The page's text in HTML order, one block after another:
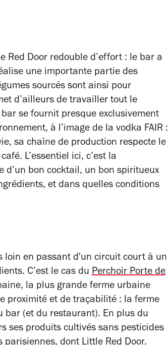
Red Door redouble d’effort : le bar a
une importante partie des
sourcés sont ainsi pour
d’ailleurs de travailler tout le
se fournit presque exclusivement
à l’image de la vodka FAIR :
sa chaîne de production respecte le
L’essentiel ici, c’est la
d’un bon cocktail, un bon spiritueux
et dans quelles conditions
loin en passant d'un circuit court à un
C’est le cas du Perchoir Porte de
la plus grande ferme urbaine
proximité et de traçabilité : la ferme
bar (et du restaurant). En plus du
ses produits cultivés sans pesticides
dont Little Red Door.